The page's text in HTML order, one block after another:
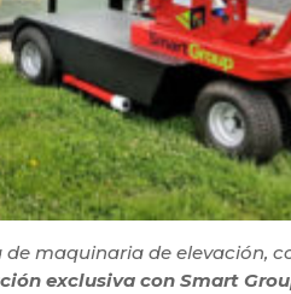
de maquinaria de elevación,
exclusiva con Smart